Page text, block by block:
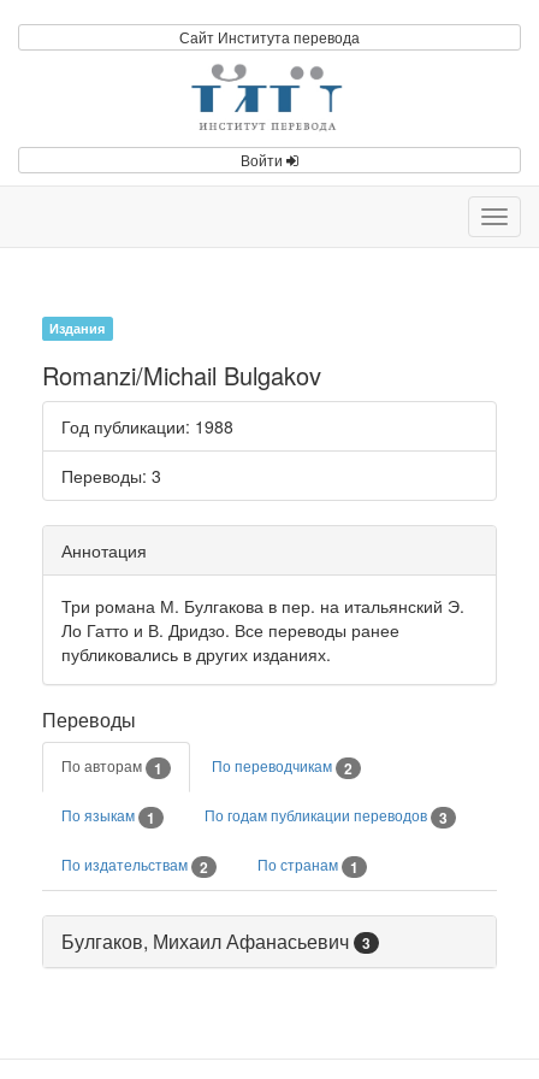
Сайт Института перевода
Войти
Издания
Romanzi/Michail Bulgakov
Год публикации: 1988
Переводы: 3
Аннотация
Три романа М. Булгакова в пер. на итальянский Э.
Ло Гатто и В. Дридзо. Все переводы ранее
публиковались в других изданиях.
Переводы
По авторам 1 По переводчикам 2
По языкам 1 По годам публикации переводов 3
По издательствам 2 По странам 1
Булгаков, Михаил Афанасьевич 3